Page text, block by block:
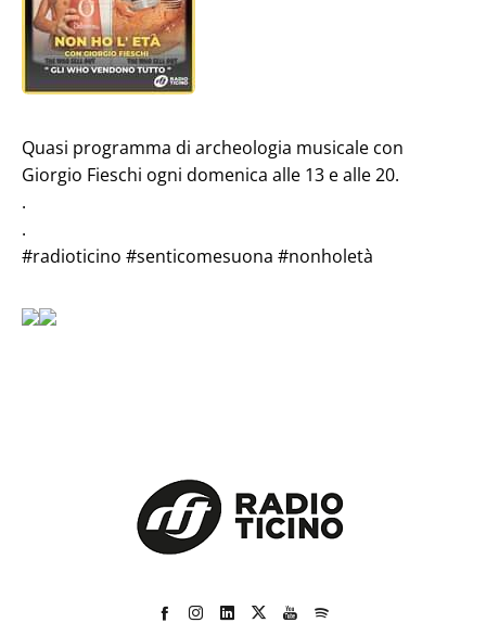
Quasi programma di archeologia musicale con
Giorgio Fieschi ogni domenica alle 13 e alle 20.
.
.
#radioticino #senticomesuona #nonholetà